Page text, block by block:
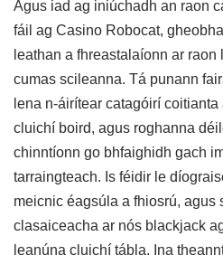
Agus iad ag iniúchadh an raon
fáil ag Casino Robocat,
leathan a fhreastalaíonn ar
cumas scileanna. Tá punann
lena n-áirítear catagóirí
cluichí boird, agus roghanna
chinntíonn go bhfaighidh gach
tarraingteach. Is féidir le
meicnic éagsúla a fhiosrú, agus
clasaiceacha ar nós blackjack
leanúna cluichí tábla. Ina